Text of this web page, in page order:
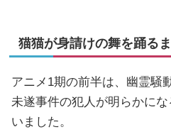
猫猫が身請けの舞を踊る
アニメ1期の前半は、幽霊騒
未遂事件の犯人が明らかに
いました。